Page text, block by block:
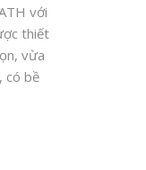
với
thiết
vừa
có bề